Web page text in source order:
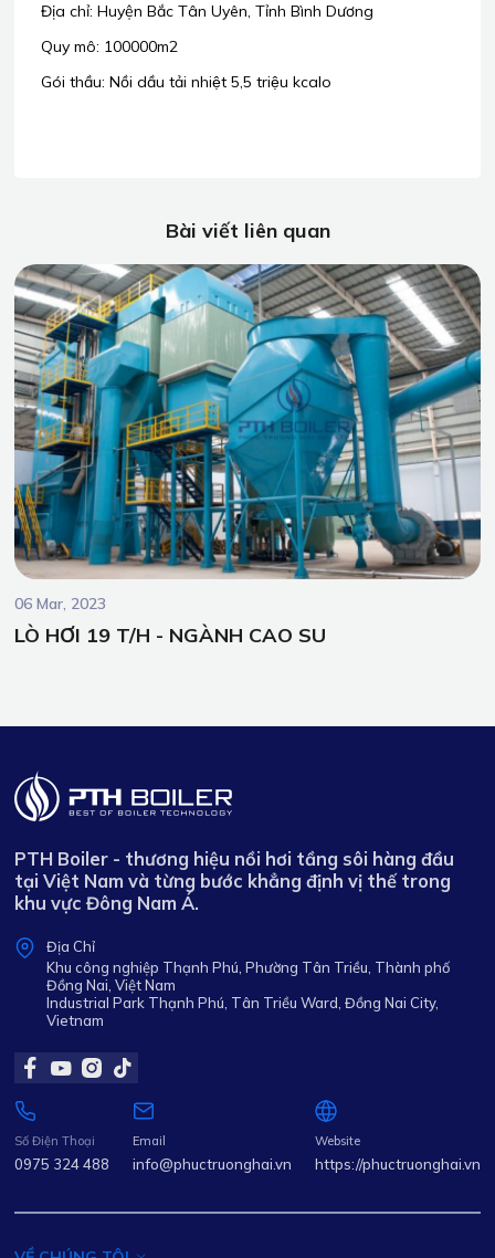
Địa chỉ: Huyện Bắc Tân Uyên, Tỉnh Bình Dương
Quy mô: 100000m2
Gói thầu: Nồi dầu tải nhiệt 5,5 triệu kcalo
Bài viết liên quan
06 Mar, 2023
LÒ HƠI 19 T/H - NGÀNH CAO SU
PTH Boiler - thương hiệu nồi hơi tầng sôi hàng đầu
tại Việt Nam và từng bước khẳng định vị thế trong
khu vực Đông Nam Á.
Địa Chỉ
Khu công nghiệp Thạnh Phú, Phường Tân Triều, Thành phố
Đồng Nai, Việt Nam
Industrial Park Thạnh Phú, Tân Triều Ward, Đồng Nai City,
Vietnam
Số Điện Thoại
0975 324 488
Email
info@phuctruonghai.vn
Website
https://phuctruonghai.vn